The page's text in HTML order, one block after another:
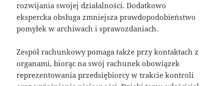
rozwijania swojej działalności. Dodatkowo
ekspercka obsługa zmniejsza prawdopodobieństwo
pomyłek w archiwach i sprawozdaniach.
Zespół rachunkowy pomaga także przy kontaktach z
organami, biorąc na swój rachunek obowiązek
reprezentowania przedsiębiorcy w trakcie kontroli